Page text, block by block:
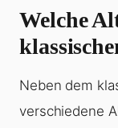
Welche
Neben dem
verschiedene